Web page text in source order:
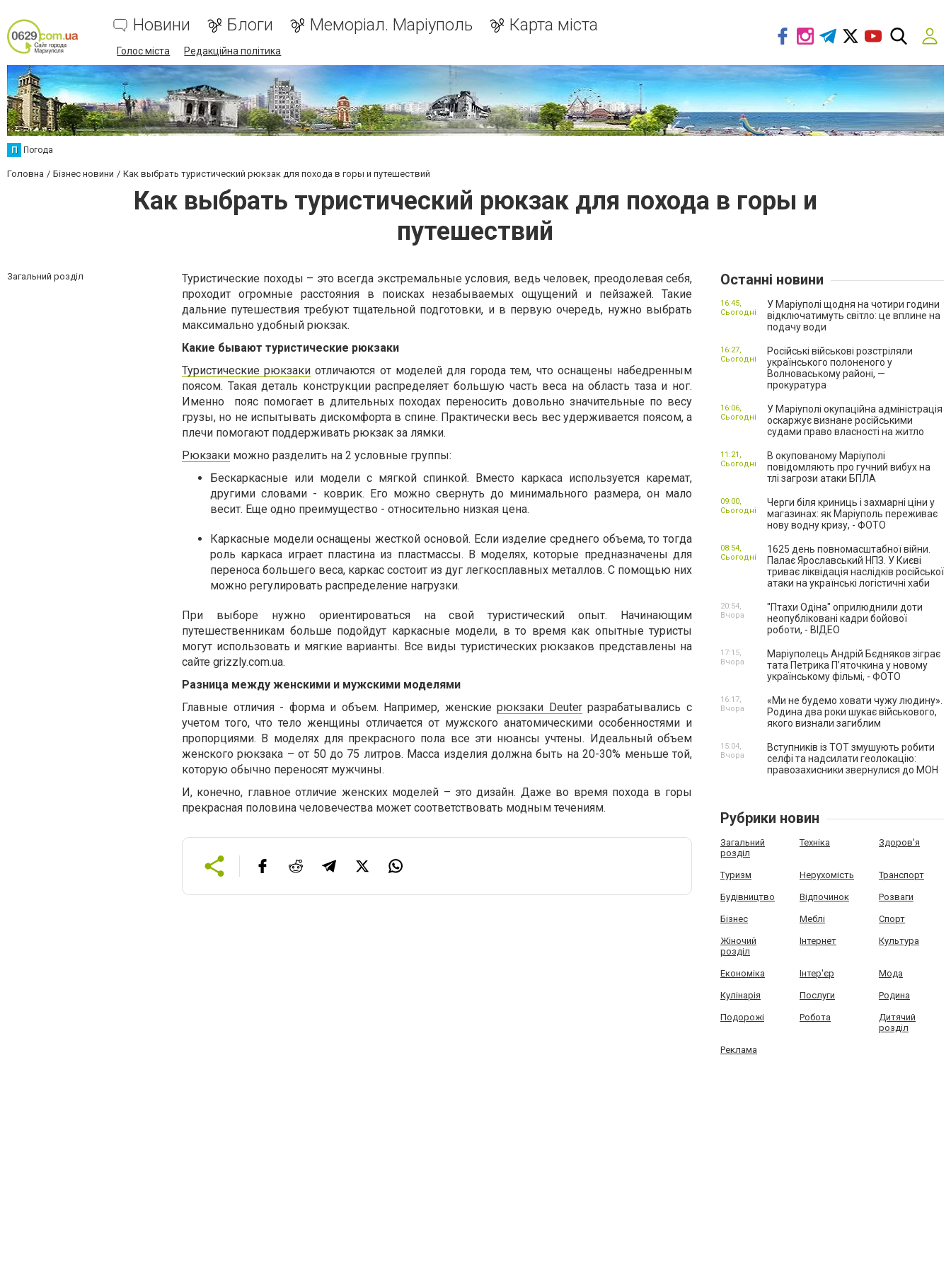
Новини Блоги Меморіал. Маріуполь Карта міста
Голос міста Редакційна політика
П Погода
Головна Бізнес новини Как выбрать туристический рюкзак для похода в горы и путешествий
Как выбрать туристический рюкзак для похода в горы и
путешествий
Загальний розділ
Туристические походы – это всегда экстремальные условия, ведь человек, преодолевая себя,
проходит огромные расстояния в поисках незабываемых ощущений и пейзажей. Такие
дальние путешествия требуют тщательной подготовки, и в первую очередь, нужно выбрать
максимально удобный рюкзак.
Какие бывают туристические рюкзаки
Туристические рюкзаки отличаются от моделей для города тем, что оснащены набедренным
поясом. Такая деталь конструкции распределяет большую часть веса на область таза и ног.
Именно пояс помогает в длительных походах переносить довольно значительные по весу
грузы, но не испытывать дискомфорта в спине. Практически весь вес удерживается поясом, а
плечи помогают поддерживать рюкзак за лямки.
Рюкзаки можно разделить на 2 условные группы:
Бескаркасные или модели с мягкой спинкой. Вместо каркаса используется каремат,
другими словами - коврик. Его можно свернуть до минимального размера, он мало
весит. Еще одно преимущество - относительно низкая цена.
Каркасные модели оснащены жесткой основой. Если изделие среднего объема, то тогда
роль каркаса играет пластина из пластмассы. В моделях, которые предназначены для
переноса большего веса, каркас состоит из дуг легкосплавных металлов. С помощью них
можно регулировать распределение нагрузки.
При выборе нужно ориентироваться на свой туристический опыт. Начинающим
путешественникам больше подойдут каркасные модели, в то время как опытные туристы
могут использовать и мягкие варианты. Все виды туристических рюкзаков представлены на
сайте grizzly.com.ua.
Разница между женскими и мужскими моделями
Главные отличия - форма и объем. Например, женскиерюкзаки Deuterразрабатывались с
учетом того, что тело женщины отличается от мужского анатомическими особенностями и
пропорциями. В моделях для прекрасного пола все эти нюансы учтены. Идеальный объем
женского рюкзака – от 50 до 75 литров. Масса изделия должна быть на 20-30% меньше той,
которую обычно переносят мужчины.
И, конечно, главное отличие женских моделей – это дизайн. Даже во время похода в горы
прекрасная половина человечества может соответствовать модным течениям.
Останні новини
У Маріуполі щодня на чотири години
відключатимуть світло: це вплине на
подачу води
16:45,
Сьогодні
Російські військові розстріляли
українського полоненого у
Волноваському районі, —
прокуратура
16:27,
Сьогодні
У Маріуполі окупаційна адміністрація
оскаржує визнане російськими
судами право власності на житло
16:06,
Сьогодні
В окупованому Маріуполі
повідомляють про гучний вибух на
тлі загрози атаки БПЛА
11:21,
Сьогодні
Черги біля криниць і захмарні ціни у
магазинах: як Маріуполь переживає
нову водну кризу, - ФОТО
09:00,
Сьогодні
1625 день повномасштабної війни.
Палає Ярославський НПЗ. У Києві
триває ліквідація наслідків російської
атаки на українські логістичні хаби
08:54,
Сьогодні
"Птахи Одіна" оприлюднили доти
неопубліковані кадри бойової
роботи, - ВІДЕО
20:54,
Вчора
Маріуполець Андрій Бєдняков зіграє
тата Петрика П’яточкина у новому
українському фільмі, - ФОТО
17:15,
Вчора
«Ми не будемо ховати чужу людину».
Родина два роки шукає військового,
якого визнали загиблим
16:17,
Вчора
Вступників із ТОТ змушують робити
селфі та надсилати геолокацію:
правозахисники звернулися до МОН
15:04,
Вчора
Рубрики новин
Загальний
розділ
Техніка Здоров'я
Туризм Нерухомість Транспорт
Будівництво Відпочинок Розваги
Бізнес Меблі Спорт
Жіночий
розділ
Інтернет Культура
Економіка Інтер'єр Мода
Кулінарія Послуги Родина
Подорожі Робота
Дитячий
розділ
Реклама